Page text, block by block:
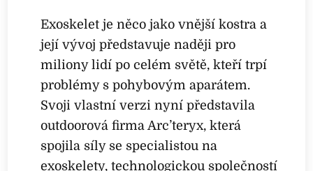
Exoskelet je něco jako vnější kostra a
její vývoj představuje naději pro
miliony lidí po celém světě, kteří trpí
problémy s pohybovým aparátem.
Svoji vlastní verzi nyní představila
outdoorová firma Arc’teryx, která
spojila síly se specialistou na
exoskelety, technologickou společností